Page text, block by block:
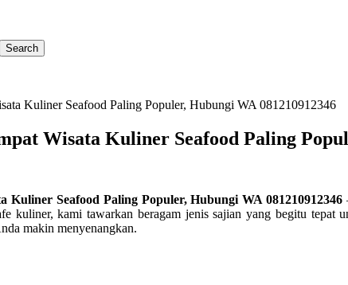
Kuliner Seafood Paling Populer, Hubungi WA 081210912346
Wisata Kuliner Seafood Paling
Kuliner Seafood Paling Populer, Hubungi WA 081210912346
kuliner, kami tawarkan beragam jenis sajian yang begitu
makin menyenangkan.